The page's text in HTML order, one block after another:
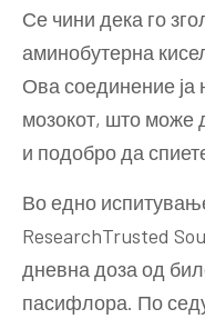
Се чини дека го
аминобутерна
Ова соединение ја
мозокот, што може
и подобро да
Во едно
ResearchTrusted
дневна доза од
пасифлора. По